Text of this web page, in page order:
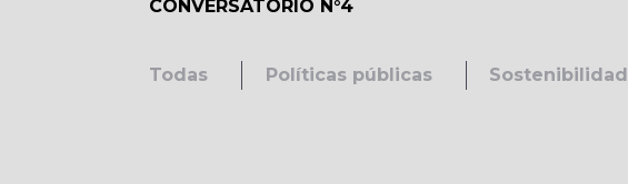
CONVERSATORIO N°4
Todas Políticas públicas Sostenibilidad